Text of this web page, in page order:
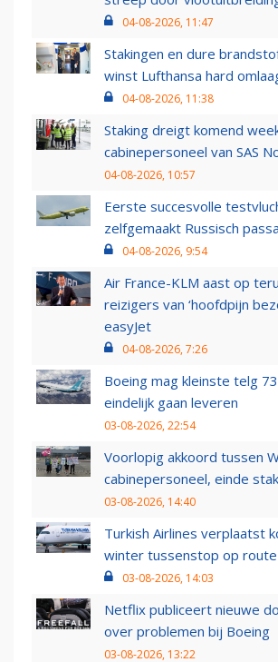
04-08-2026, 11:47
Stakingen en dure
winst Lufthansa hard
04-08-2026, 11:38
Staking dreigt komend
cabinepersoneel van SAS
04-08-2026, 10:57
Eerste succesvolle
zelfgemaakt Russisch
04-08-2026, 9:54
Air France-KLM aast op
reizigers van ‘hoofdpijn
easyJet
04-08-2026, 7:26
Boeing mag kleinste telg
eindelijk gaan leveren
03-08-2026, 22:54
Voorlopig akkoord tussen
cabinepersoneel, einde
03-08-2026, 14:40
Turkish Airlines verplaatst
winter tussenstop op route
03-08-2026, 14:03
Netflix publiceert nieuwe
over problemen bij Boeing
03-08-2026, 13:22